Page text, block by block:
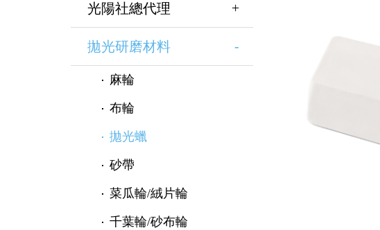
光陽社總代理
拋光研磨材料
麻輪
布輪
拋光蠟
砂帶
菜瓜輪/絨片輪
千葉輪/砂布輪